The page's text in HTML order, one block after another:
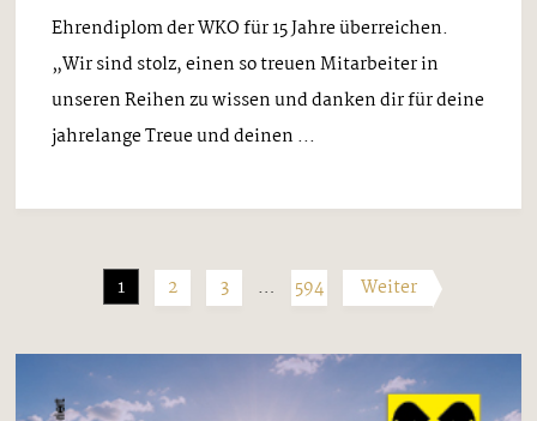
Ehrendiplom der WKO für 15 Jahre überreichen.
„Wir sind stolz, einen so treuen Mitarbeiter in
unseren Reihen zu wissen und danken dir für deine
jahrelange Treue und deinen ...
1 2 3 … 594 Weiter